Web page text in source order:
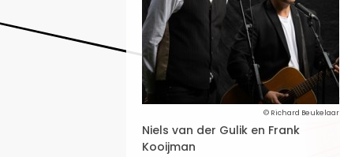
© Richard Beukelaar
Niels van der Gulik en Frank
Kooijman